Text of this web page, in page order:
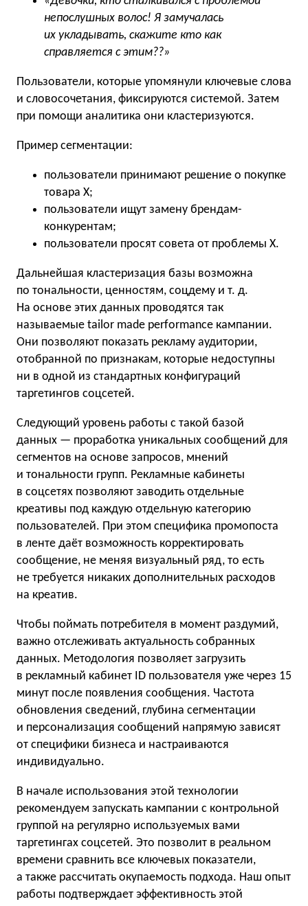
непослушных волос! Я замучалась
их укладывать, скажите кто как
справляется с этим??»
Пользователи, которые упомянули ключевые слова
и словосочетания, фиксируются системой. Затем
при помощи аналитика они кластеризуются.
Пример сегментации:
пользователи принимают решение о покупке
товара Х;
пользователи ищут замену брендам-
конкурентам;
пользователи просят совета от проблемы X.
Дальнейшая кластеризация базы возможна
по тональности, ценностям, соцдему и т. д.
На основе этих данных проводятся так
называемые tailor made performance кампании.
Они позволяют показать рекламу аудитории,
отобранной по признакам, которые недоступны
ни в одной из стандартных конфигураций
таргетингов соцсетей.
Следующий уровень работы с такой базой
данных — проработка уникальных сообщений для
сегментов на основе запросов, мнений
и тональности групп. Рекламные кабинеты
в соцсетях позволяют заводить отдельные
креативы под каждую отдельную категорию
пользователей. При этом специфика промопоста
в ленте даёт возможность корректировать
сообщение, не меняя визуальный ряд, то есть
не требуется никаких дополнительных расходов
на креатив.
Чтобы поймать потребителя в момент раздумий,
важно отслеживать актуальность собранных
данных. Методология позволяет загрузить
в рекламный кабинет ID пользователя уже через 15
минут после появления сообщения. Частота
обновления сведений, глубина сегментации
и персонализация сообщений напрямую зависят
от специфики бизнеса и настраиваются
индивидуально.
В начале использования этой технологии
рекомендуем запускать кампании с контрольной
группой на регулярно используемых вами
таргетингах соцсетей. Это позволит в реальном
времени сравнить все ключевых показатели,
а также рассчитать окупаемость подхода. Наш опыт
работы подтверждает эффективность этой